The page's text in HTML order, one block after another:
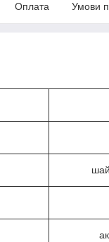
Оплата Умови